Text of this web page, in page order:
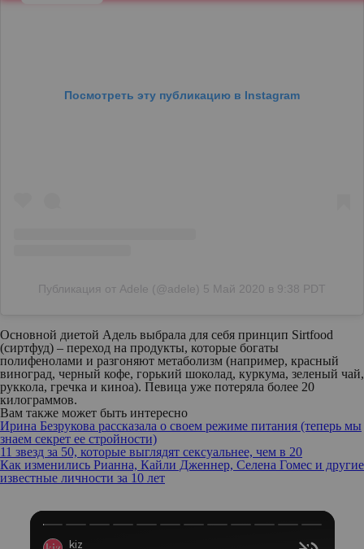
Посмотреть эту публикацию в Instagram
Публикация от Adele (@adele) 5 Май 2020 в 9:38 PDT
Основной диетой Адель выбрала для себя принцип Sirtfood
(сиртфуд) – переход на продукты, которые богаты
полифенолами и разгоняют метаболизм (например, красный
виноград, черный кофе, горький шоколад, куркума, зеленый чай,
руккола, гречка и киноа). Певица уже потеряла более 20
килограммов.
Вам также может быть интересно
Ирина Безрукова рассказала о своем режиме питания (теперь мы
знаем секрет ее стройности)
11 звезд за 50, которые выглядят сексуальнее, чем в 20
Как изменились Рианна, Кайли Дженнер, Селена Гомес и другие
известные личности за 10 лет